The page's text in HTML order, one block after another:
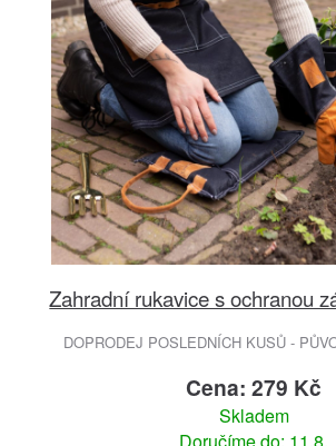
Zahradní rukavice s ochranou
DOPRODEJ POSLEDNÍCH KUSŮ -
Cena: 279 Kč
Skladem
Doručíme do: 11.8.